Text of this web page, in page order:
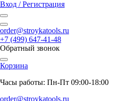
Вход / Регистрация
order@stroykatools.ru
+7 (499) 647-41-48
Обратный звонок
Корзина
Часы работы: Пн-Пт 09:00-18:00
order@stroykatools.ru